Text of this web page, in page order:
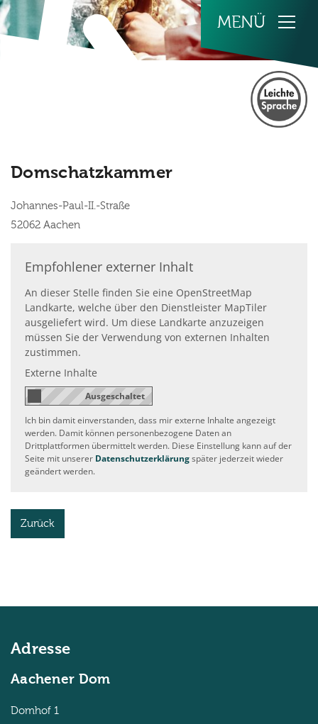
Zum Inhalt springen
Domschatzkammer
Johannes-Paul-II.-Straße
52062 Aachen
Empfohlener externer Inhalt
An dieser Stelle finden Sie eine OpenStreetMap
Landkarte, welche über den Dienstleister MapTiler
ausgeliefert wird. Um diese Landkarte anzuzeigen
müssen Sie der Verwendung von externen Inhalten
zustimmen.
Externe Inhalte
Ich bin damit einverstanden, dass mir externe Inhalte angezeigt
werden. Damit können personenbezogene Daten an
Drittplattformen übermittelt werden. Diese Einstellung kann auf der
Seite mit unserer Datenschutzerklärungspäter jederzeit wieder
geändert werden.
Zurück
Adresse
Aachener Dom
Domhof 1